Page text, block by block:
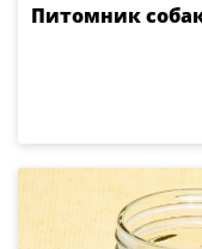
Питомник